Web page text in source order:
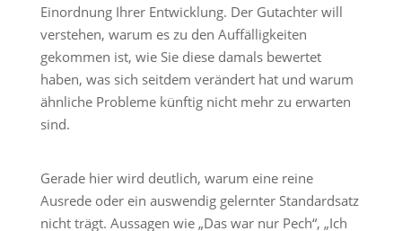
Einordnung Ihrer Entwicklung. Der Gutachter will
verstehen, warum es zu den Auffälligkeiten
gekommen ist, wie Sie diese damals bewertet
haben, was sich seitdem verändert hat und warum
ähnliche Probleme künftig nicht mehr zu erwarten
sind.
Gerade hier wird deutlich, warum eine reine
Ausrede oder ein auswendig gelernter Standardsatz
nicht trägt. Aussagen wie „Das war nur Pech“, „Ich